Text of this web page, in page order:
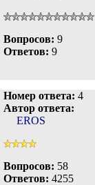
Вопросов: 9
Ответов: 9
Номер ответа: 4
Автор ответа:
EROS
Вопросов: 58
Ответов: 4255